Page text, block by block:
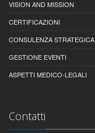
VISION AND MISSION
CERTIFICAZIONI
CONSULENZA STRATEGICA
GESTIONE EVENTI
ASPETTI MEDICO-LEGALI
Contatti